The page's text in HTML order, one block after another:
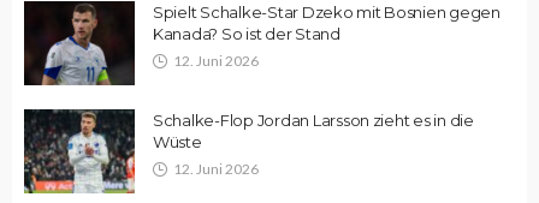
Spielt Schalke-Star Dzeko mit Bosnien gegen
Kanada? So ist der Stand
12. Juni 2026
Schalke-Flop Jordan Larsson zieht es in die
Wüste
12. Juni 2026